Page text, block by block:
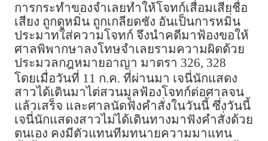
การกระทำของจำเลยทำให้โจทก์เสื่อมเสียชื่อ
เสียง ถูกดูหมิ่น ถูกเกลียดชัง อันเป็นการหมิ่น
ประมาทใส่ความโจทก์ จึงนำคดีมาฟ้องขอให้
ศาลพิพากษาลงโทษจำเลยรามความผิดด้วย
ประมวลกฎหมายอาญา มาตรา 326, 328
โดยเมื่อวันที่ 11 ก.ค. ที่ผ่านมา เจนี่นักแสดง
สาวได้เดินมาไต่สวนมูลฟ้องโจทก์ต่อศาลจน
แล้วเสร็จ และศาลนัดฟังคำสั่งในวันนี้ ซึ่งวันนี้
เจนี่นักแสดงสาวไม่ได้เดินทางมาฟังคำสั่งด้วย
ตนเอง คงมีตัวแทนทีมทนายความมาแทน